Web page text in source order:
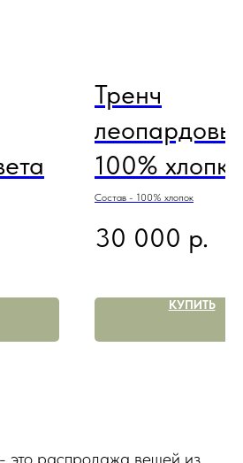
Тренч
100% хлопка
Состав - 100% хлопок
30 000 р.
КУПИТЬ
это распродажа вещей из